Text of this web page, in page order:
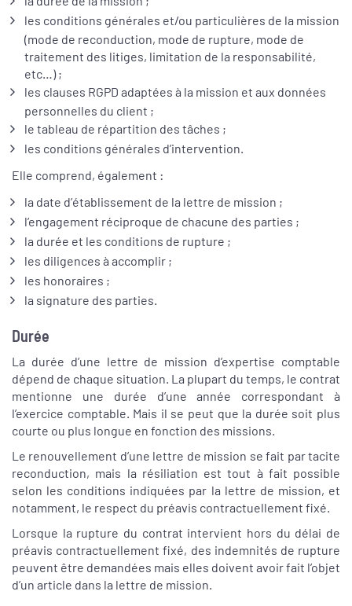
les conditions générales et/ou particulières de la mission
(mode de reconduction, mode de rupture, mode de
traitement des litiges, limitation de la responsabilité,
etc…) ;
les clauses RGPD adaptées à la mission et aux données
personnelles du client ;
le tableau de répartition des tâches ;
les conditions générales d’intervention.
Elle comprend, également :
la date d’établissement de la lettre de mission ;
l’engagement réciproque de chacune des parties ;
la durée et les conditions de rupture ;
les diligences à accomplir ;
les honoraires ;
la signature des parties.
Durée
La durée d’une lettre de mission d’expertise comptable
dépend de chaque situation. La plupart du temps, le contrat
mentionne une durée d’une année correspondant à
l’exercice comptable. Mais il se peut que la durée soit plus
courte ou plus longue en fonction des missions.
Le renouvellement d’une lettre de mission se fait par tacite
reconduction, mais la résiliation est tout à fait possible
selon les conditions indiquées par la lettre de mission, et
notamment, le respect du préavis contractuellement fixé.
Lorsque la rupture du contrat intervient hors du délai de
préavis contractuellement fixé, des indemnités de rupture
peuvent être demandées mais elles doivent avoir fait l’objet
d’un article dans la lettre de mission.